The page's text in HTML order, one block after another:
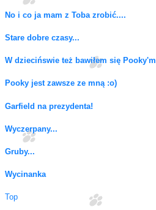
No i co ja mam z Toba zrobić....
Stare dobre czasy...
W dziecińswie też bawiłem się Pooky'm
Pooky jest zawsze ze mną :o)
Garfield na prezydenta!
Wyczerpany...
Gruby...
Wycinanka
Top